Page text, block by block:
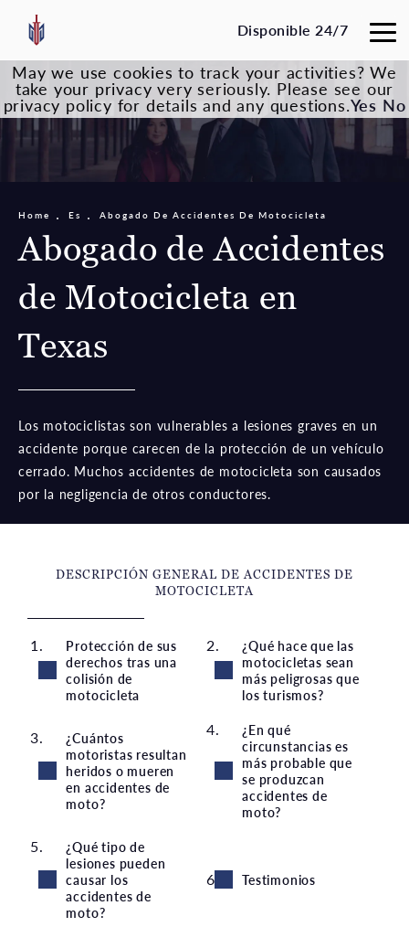
Disponible 24/7
Abogado de Accidentes
de Motocicleta en
Texas
Home Es Abogado De Accidentes De Motocicleta
Los motociclistas son vulnerables a lesiones graves en un
accidente porque carecen de la protección de un vehículo
cerrado. Muchos accidentes de motocicleta son causados
por la negligencia de otros conductores.
DESCRIPCIÓN GENERAL DE ACCIDENTES DE
MOTOCICLETA
Protección de sus
derechos tras una
colisión de
motocicleta
¿Qué hace que las
motocicletas sean
más peligrosas que
los turismos?
¿Cuántos
motoristas resultan
heridos o mueren
en accidentes de
moto?
¿En qué
circunstancias es
más probable que
se produzcan
accidentes de
moto?
¿Qué tipo de
lesiones pueden
causar los
accidentes de
moto?
Testimonios
May we use cookies to track your activities? We
take your privacy very seriously. Please see our
privacy policy for details and any questions.Yes No